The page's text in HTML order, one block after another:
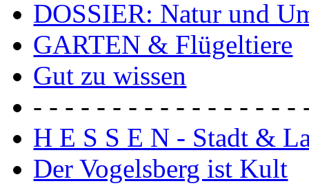
DOSSIER: Natur und
GARTEN & Flügeltiere
Gut zu wissen
- - - - - - - - - - - - - - - - -
H E S S E N - Stadt &
Der Vogelsberg ist Kult